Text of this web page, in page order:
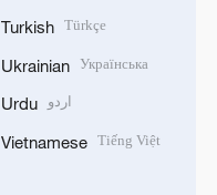
Turkish Türkçe
Ukrainian Українська
Urdu اردو
Vietnamese Tiếng Việt